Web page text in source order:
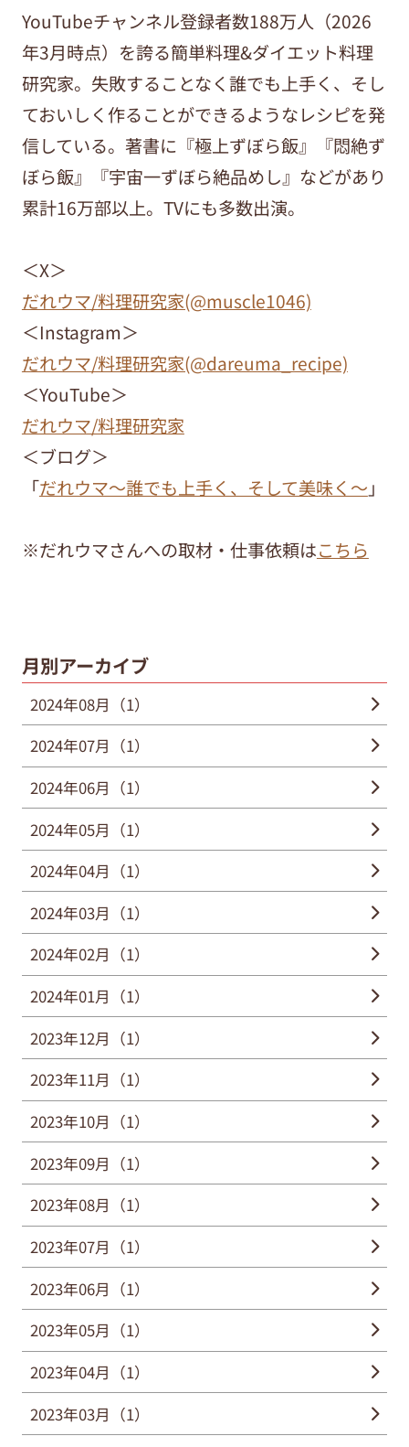
YouTubeチャンネル登録者数188万人（2026
年3月時点）を誇る簡単料理&ダイエット料理
研究家。失敗することなく誰でも上手く、そし
ておいしく作ることができるようなレシピを発
信している。著書に『極上ずぼら飯』『悶絶ず
ぼら飯』『宇宙一ずぼら絶品めし』などがあり
累計16万部以上。TVにも多数出演。
＜X＞
だれウマ/料理研究家(@muscle1046)
＜Instagram＞
だれウマ/料理研究家(@dareuma_recipe)
＜YouTube＞
だれウマ/料理研究家
＜ブログ＞
「だれウマ～誰でも上手く、そして美味く～ 」
※だれウマさんへの取材・仕事依頼はこちら
月別アーカイブ
2024年08月（1）
2024年07月（1）
2024年06月（1）
2024年05月（1）
2024年04月（1）
2024年03月（1）
2024年02月（1）
2024年01月（1）
2023年12月（1）
2023年11月（1）
2023年10月（1）
2023年09月（1）
2023年08月（1）
2023年07月（1）
2023年06月（1）
2023年05月（1）
2023年04月（1）
2023年03月（1）